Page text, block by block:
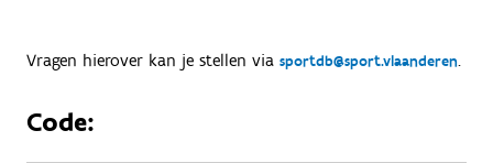
Vragen hierover kan je stellen via sportdb@sport.vlaanderen.
Code: